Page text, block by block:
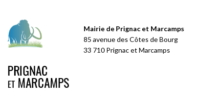
Mairie de Prignac et Marcamps
85 avenue des Côtes de Bourg
33 710 Prignac et Marcamps